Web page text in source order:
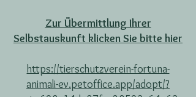
​Zur Übermittlung Ihrer
Selbstauskunft klicken Sie bitte hier
https://tierschutzverein-fortuna-
animali-ev.petoffice.app/adopt/?